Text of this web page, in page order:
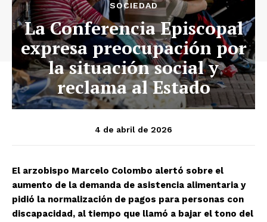
SOCIEDAD
La Conferencia Episcopal
expresa preocupación por
la situación social y
reclama al Estado
4 de abril de 2026
El arzobispo Marcelo Colombo alertó sobre el
aumento de la demanda de asistencia alimentaria y
pidió la normalización de pagos para personas con
discapacidad, al tiempo que llamó a bajar el tono del